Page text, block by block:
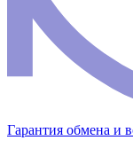
Гарантия обмена и